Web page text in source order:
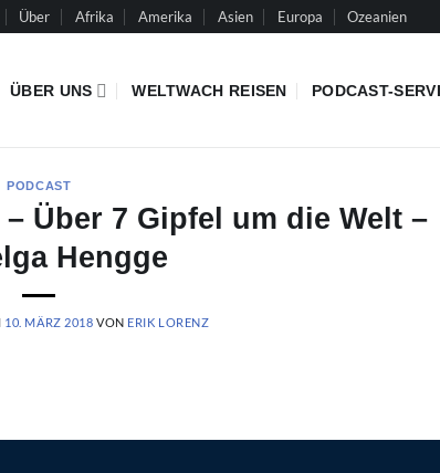
Über Afrika Amerika Asien Europa Ozeanien
ÜBER UNS WELTWACH REISEN PODCAST-
PODCAST
Über 7 Gipfel um die Welt –
Hengge
10. MÄRZ 2018 VON ERIK LORENZ